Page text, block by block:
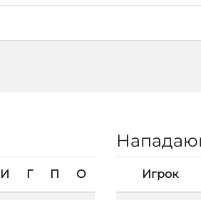
И Г П О Игрок